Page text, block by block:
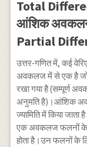
Total
आंशिक
Partial
उत्तर-गणित में, कई
अवकलज में से एक है जो
रखा गया है (सम्पूर्ण
अनुमति है)।आंशिक
ज्यामिति में किया जाता
एक अवकलज फलनों के
होता है।उन फलनों के